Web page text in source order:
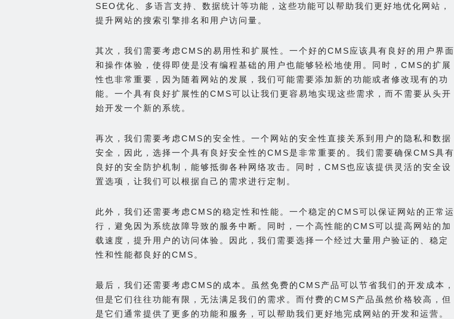
SEO优化、多语言支持、数据统计等功能，这些功能可以帮助我们更好地优化网站，
提升网站的搜索引擎排名和用户访问量。
其次，我们需要考虑CMS的易用性和扩展性。一个好的CMS应该具有良好的用户界面
和操作体验，使得即使是没有编程基础的用户也能够轻松地使用。同时，CMS的扩展
性也非常重要，因为随着网站的发展，我们可能需要添加新的功能或者修改现有的功
能。一个具有良好扩展性的CMS可以让我们更容易地实现这些需求，而不需要从头开
始开发一个新的系统。
再次，我们需要考虑CMS的安全性。一个网站的安全性直接关系到用户的隐私和数据
安全，因此，选择一个具有良好安全性的CMS是非常重要的。我们需要确保CMS具有
良好的安全防护机制，能够抵御各种网络攻击。同时，CMS也应该提供灵活的安全设
置选项，让我们可以根据自己的需求进行定制。
此外，我们还需要考虑CMS的稳定性和性能。一个稳定的CMS可以保证网站的正常运
行，避免因为系统故障导致的服务中断。同时，一个高性能的CMS可以提高网站的加
载速度，提升用户的访问体验。因此，我们需要选择一个经过大量用户验证的、稳定
性和性能都良好的CMS。
最后，我们还需要考虑CMS的成本。虽然免费的CMS产品可以节省我们的开发成本，
但是它们往往功能有限，无法满足我们的需求。而付费的CMS产品虽然价格较高，但
是它们通常提供了更多的功能和服务，可以帮助我们更好地完成网站的开发和运营。